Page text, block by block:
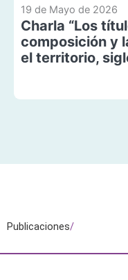
19 de Mayo de 2026
Charla “Los
composición y
el territorio,
Publicaciones/